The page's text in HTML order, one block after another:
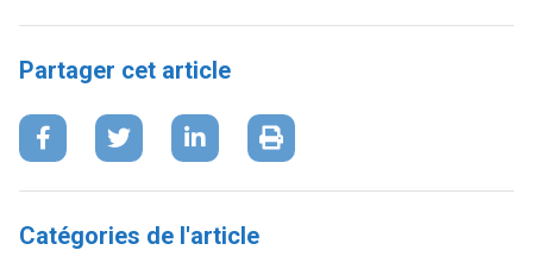
Partager cet article
Catégories de l'article